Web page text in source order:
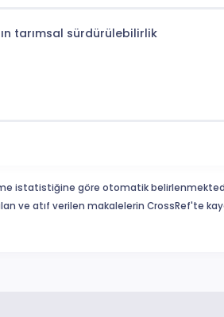
tarımsal sürdürülebilirlik
istatistiğine göre otomatik
ve atıf verilen makalelerin CrossRef'te